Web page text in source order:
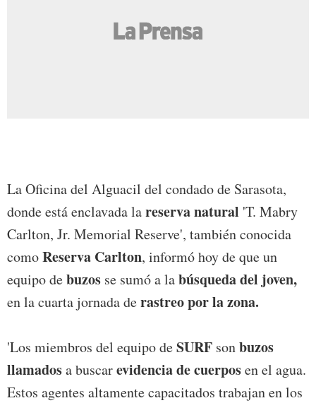
La Oficina del Alguacil del condado de Sarasota,
donde está enclavada lareserva natural 'T. Mabry
Carlton, Jr. Memorial Reserve', también conocida
comoReserva Carlton, informó hoy de que un
equipo debuzos se sumó a labúsqueda del joven,
en la cuarta jornada derastreo por la zona.
'Los miembros del equipo deSURF sonbuzos
llamadosa buscarevidencia de cuerposen el agua.
Estos agentes altamente capacitados trabajan en los